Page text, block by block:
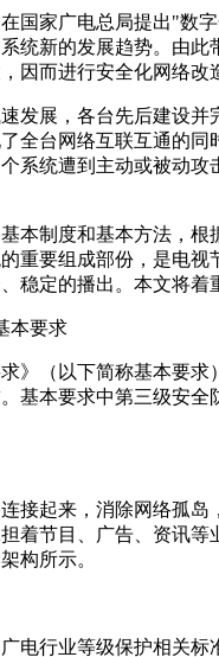
国家广电总局提出"数
统新的发展趋势。由
因而进行安全化网络改
展，各台先后建设并
全台网络互联互通的
系统遭到主动或被动
制度和基本方法，根
重要组成部份，是电
稳定的播出。本文将
本要求
（以下简称基本要求
基本要求中第三级安
起来，消除网络孤岛
着节目、广告、资讯
构所示。
行业等级保护相关标